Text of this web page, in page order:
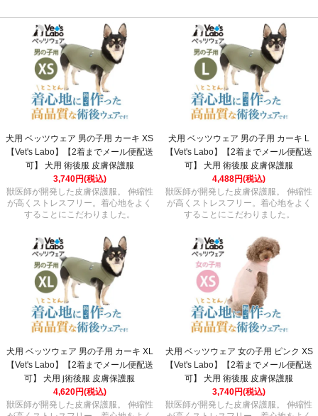
犬用 ベッツウェア 男の子用 カーキ XS
【Vet's Labo】【2着までメール便配送
可】 犬用 術後服 皮膚保護服
3,740円(税込)
獣医師が開発した皮膚保護服。 伸縮性
が高くストレスフリー。着心地をよく
することにこだわりました。
犬用 ベッツウェア 男の子用 カーキ L
【Vet's Labo】【2着までメール便配送
可】 犬用 術後服 皮膚保護服
4,488円(税込)
獣医師が開発した皮膚保護服。 伸縮性
が高くストレスフリー。着心地をよく
することにこだわりました。
犬用 ベッツウェア 男の子用 カーキ XL
【Vet's Labo】【2着までメール便配送
可】 犬用 j術後服 皮膚保護服
4,620円(税込)
獣医師が開発した皮膚保護服。 伸縮性
犬用 ベッツウェア 女の子用 ピンク XS
【Vet's Labo】【2着までメール便配送
可】 犬用 術後服 皮膚保護服
3,740円(税込)
獣医師が開発した皮膚保護服。 伸縮性